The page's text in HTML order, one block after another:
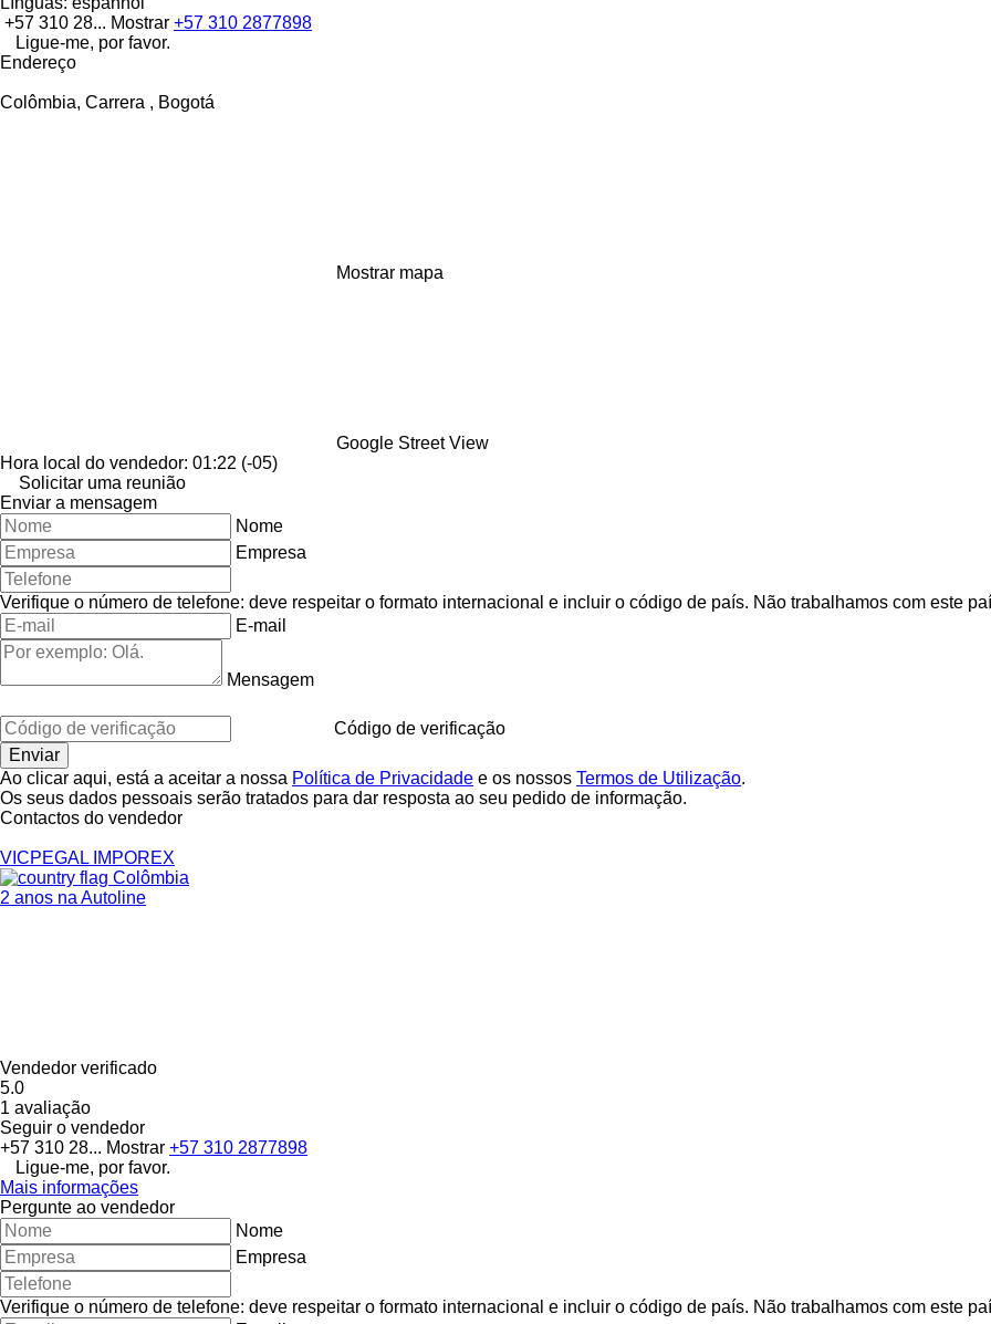
+57 310 28... Mostrar +57 310 2877898
Ligue-me, por favor.
Endereço
Colômbia, Carrera , Bogotá
Mostrar mapa
Google Street View
Hora local do vendedor: 01:22 (-05)
Solicitar uma reunião
Enviar a mensagem
Nome
Empresa
Verifique o número de telefone: deve respeitar o formato internacional e incluir o código de país. Não trabalhamos com este
E-mail
Mensagem
Código de verificação
Ao clicar aqui, está a aceitar a nossa Política de Privacidade e os nossos Termos de Utilização.
Os seus dados pessoais serão tratados para dar resposta ao seu pedido de informação.
Contactos do vendedor
VICPEGAL IMPOREX
Colômbia
2 anos na Autoline
Vendedor verificado
5.0
1 avaliação
Seguir o vendedor
+57 310 28... Mostrar +57 310 2877898
Ligue-me, por favor.
Mais informações
Pergunte ao vendedor
Nome
Empresa
Verifique o número de telefone: deve respeitar o formato internacional e incluir o código de país. Não trabalhamos com este